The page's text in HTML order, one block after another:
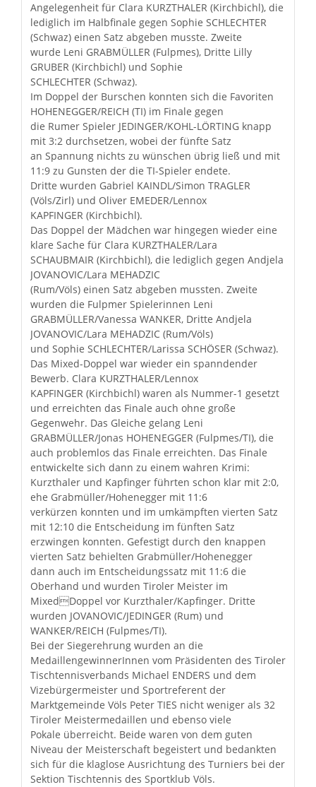
Angelegenheit für Clara KURZTHALER (Kirchbichl), die
lediglich im Halbfinale gegen Sophie SCHLECHTER
(Schwaz) einen Satz abgeben musste. Zweite
wurde Leni GRABMÜLLER (Fulpmes), Dritte Lilly
GRUBER (Kirchbichl) und Sophie
SCHLECHTER (Schwaz).
Im Doppel der Burschen konnten sich die Favoriten
HOHENEGGER/REICH (TI) im Finale gegen
die Rumer Spieler JEDINGER/KOHL-LÖRTING knapp
mit 3:2 durchsetzen, wobei der fünfte Satz
an Spannung nichts zu wünschen übrig ließ und mit
11:9 zu Gunsten der die TI-Spieler endete.
Dritte wurden Gabriel KAINDL/Simon TRAGLER
(Völs/Zirl) und Oliver EMEDER/Lennox
KAPFINGER (Kirchbichl).
Das Doppel der Mädchen war hingegen wieder eine
klare Sache für Clara KURZTHALER/Lara
SCHAUBMAIR (Kirchbichl), die lediglich gegen Andjela
JOVANOVIC/Lara MEHADZIC
(Rum/Völs) einen Satz abgeben mussten. Zweite
wurden die Fulpmer Spielerinnen Leni
GRABMÜLLER/Vanessa WANKER, Dritte Andjela
JOVANOVIC/Lara MEHADZIC (Rum/Völs)
und Sophie SCHLECHTER/Larissa SCHÖSER (Schwaz).
Das Mixed-Doppel war wieder ein spanndender
Bewerb. Clara KURZTHALER/Lennox
KAPFINGER (Kirchbichl) waren als Nummer-1 gesetzt
und erreichten das Finale auch ohne große
Gegenwehr. Das Gleiche gelang Leni
GRABMÜLLER/Jonas HOHENEGGER (Fulpmes/TI), die
auch problemlos das Finale erreichten. Das Finale
entwickelte sich dann zu einem wahren Krimi:
Kurzthaler und Kapfinger führten schon klar mit 2:0,
ehe Grabmüller/Hohenegger mit 11:6
verkürzen konnten und im umkämpften vierten Satz
mit 12:10 die Entscheidung im fünften Satz
erzwingen konnten. Gefestigt durch den knappen
vierten Satz behielten Grabmüller/Hohenegger
dann auch im Entscheidungssatz mit 11:6 die
Oberhand und wurden Tiroler Meister im
MixedDoppel vor Kurzthaler/Kapfinger. Dritte
wurden JOVANOVIC/JEDINGER (Rum) und
WANKER/REICH (Fulpmes/TI).
Bei der Siegerehrung wurden an die
MedaillengewinnerInnen vom Präsidenten des Tiroler
Tischtennisverbands Michael ENDERS und dem
Vizebürgermeister und Sportreferent der
Marktgemeinde Völs Peter TIES nicht weniger als 32
Tiroler Meistermedaillen und ebenso viele
Pokale überreicht. Beide waren von dem guten
Niveau der Meisterschaft begeistert und bedankten
sich für die klaglose Ausrichtung des Turniers bei der
Sektion Tischtennis des Sportklub Völs.